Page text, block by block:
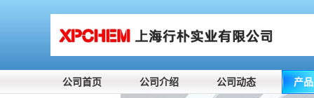
公司首页 公司介绍 公司动态 产